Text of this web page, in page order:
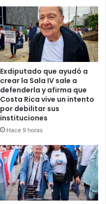
Exdiputado que ayudó a
crear la Sala IV sale a
defenderla y afirma que
Costa Rica vive un intento
por debilitar sus
instituciones
Hace 9 horas